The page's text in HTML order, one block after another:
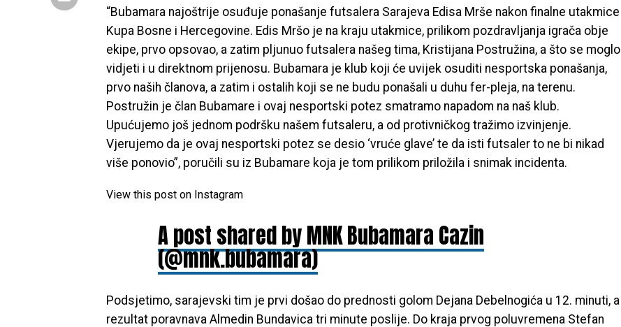
“Bubamara najoštrije osuđuje ponašanje futsalera Sarajeva Edisa Mrše nakon finalne utakmice
Kupa Bosne i Hercegovine. Edis Mršo je na kraju utakmice, prilikom pozdravljanja igrača obje
ekipe, prvo opsovao, a zatim pljunuo futsalera našeg tima, Kristijana Postružina, a što se moglo
vidjeti i u direktnom prijenosu. Bubamara je klub koji će uvijek osuditi nesportska ponašanja,
prvo naših članova, a zatim i ostalih koji se ne budu ponašali u duhu fer-pleja, na terenu.
Postružin je član Bubamare i ovaj nesportski potez smatramo napadom na naš klub.
Upućujemo još jednom podršku našem futsaleru, a od protivničkog tražimo izvinjenje.
Vjerujemo da je ovaj nesportski potez se desio ‘vruće glave’ te da isti futsaler to ne bi nikad
više ponovio”, poručili su iz Bubamare koja je tom prilikom priložila i snimak incidenta.
View this post on Instagram
A post shared by MNK Bubamara Cazin
(@mnk.bubamara)
Podsjetimo, sarajevski tim je prvi došao do prednosti golom Dejana Debelnogića u 12. minuti, a
rezultat poravnava Almedin Bundavica tri minute poslije. Do kraja prvog poluvremena Stefan